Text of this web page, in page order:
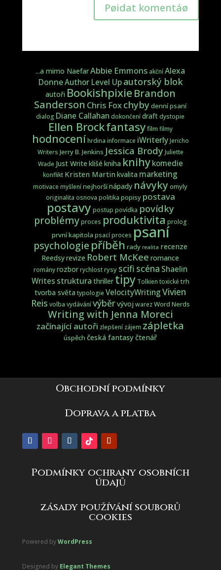
Pøidat komentáø
...a mimo NaefarAbbie Emmons akční Alexa
DonneAuthor Level Upautorský blok
autoři BookishpixieBrandon
Sanderson Chris Foxchybydenní psaní
dialog Diane Callahan dokončení draft dystopie
Ellen Brockfantasyfilm filmy
hodnoceníhrdina informace iWriterlyJericho
Writers Jerry B. Jenkins Jessica BrodyJuliette
Wade Just Write klišé kniha knihykomedie
konflikt Kristen Martinkvalita marketing
motivace myšlení nejhoršínápady návyky omyly
originalita osnova politika popisy postava
postavy postup povídka povídky
problémyproces produktivita prolog
první kapitola psací proces psaní
psychologie příběh rady realita recenze
Reedsyrevize Robert McKee romance
rományrozborrychlostrysy scifi scéna Shaelin
Writes struktura thriller tipy Tolkien toxické trh
tvorba světa typologie VelocityWriting Vivien
Reis volba vydávánívýběrvývoj warezWord Nerds
Writing with Jenna Moreci
začínající autoři zlepšení zájem zápletka
úspěch česká fantasyčtenář
Obchodní podmínky
Doprava a platba
Podmínky ochrany osobních
údajů
zásady používání souborů
cookies
Powered byWordPress
Designed by Elegant Themes